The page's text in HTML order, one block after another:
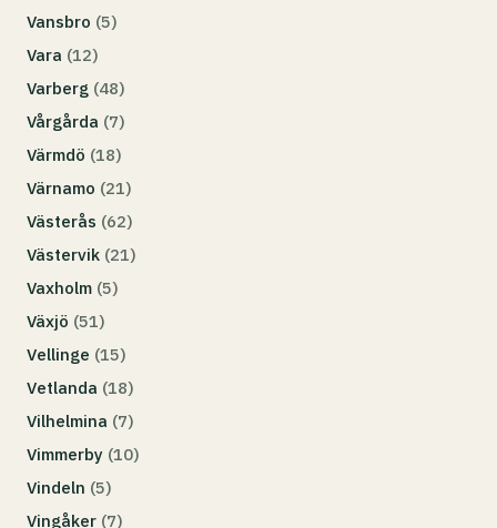
Vansbro (5)
Vara (12)
Varberg (48)
Vårgårda (7)
Värmdö (18)
Värnamo (21)
Västerås (62)
Västervik (21)
Vaxholm (5)
Växjö (51)
Vellinge (15)
Vetlanda (18)
Vilhelmina (7)
Vimmerby (10)
Vindeln (5)
Vingåker (7)